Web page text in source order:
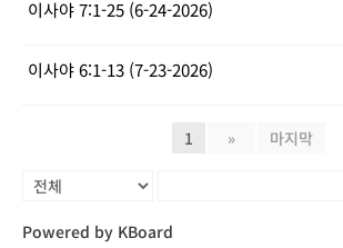
이사야 7:1-25 (6-24-2026)
이사야 6:1-13 (7-23-2026)
1 » 마지막
Powered by KBoard